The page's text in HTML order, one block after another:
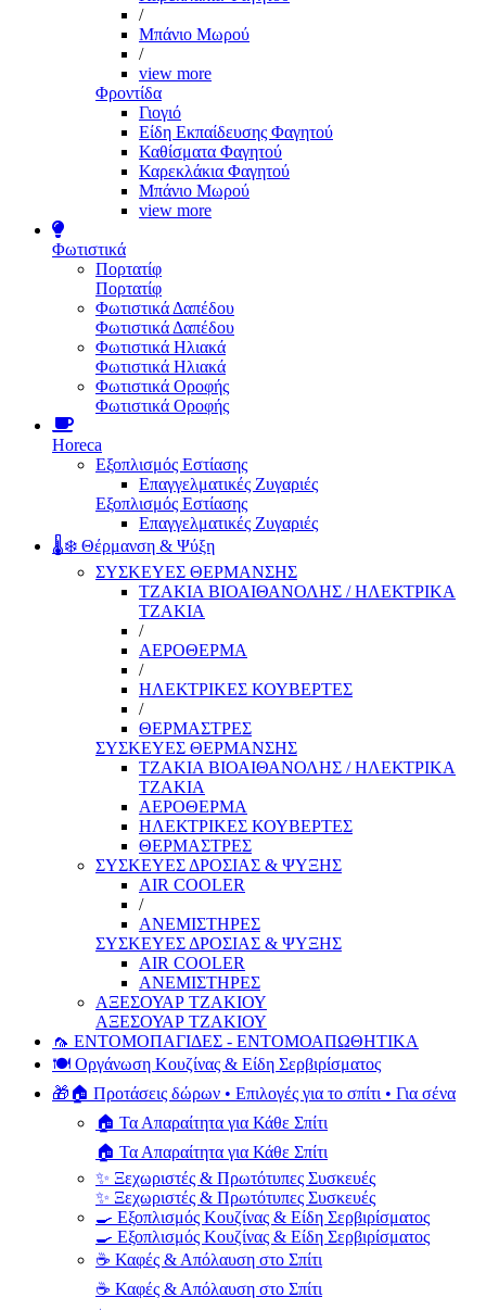
/
Μπάνιο Μωρού
/
view more
Φροντίδα
Γιογιό
Είδη Εκπαίδευσης Φαγητού
Καθίσματα Φαγητού
Καρεκλάκια Φαγητού
Μπάνιο Μωρού
view more
Φωτιστικά
Πορτατίφ
Πορτατίφ
Φωτιστικά Δαπέδου
Φωτιστικά Δαπέδου
Φωτιστικά Ηλιακά
Φωτιστικά Ηλιακά
Φωτιστικά Οροφής
Φωτιστικά Οροφής
Horeca
Εξοπλισμός Εστίασης
Επαγγελματικές Ζυγαριές
Εξοπλισμός Εστίασης
Επαγγελματικές Ζυγαριές
🌡️❄️ Θέρμανση & Ψύξη
ΣΥΣΚΕΥΕΣ ΘΕΡΜΑΝΣΗΣ
ΤΖΑΚΙΑ ΒΙΟΑΙΘΑΝΟΛΗΣ / ΗΛΕΚΤΡΙΚΑ
ΤΖΑΚΙΑ
/
ΑΕΡΟΘΕΡΜΑ
/
ΗΛΕΚΤΡΙΚΕΣ ΚΟΥΒΕΡΤΕΣ
/
ΘΕΡΜΑΣΤΡΕΣ
ΣΥΣΚΕΥΕΣ ΘΕΡΜΑΝΣΗΣ
ΤΖΑΚΙΑ ΒΙΟΑΙΘΑΝΟΛΗΣ / ΗΛΕΚΤΡΙΚΑ
ΤΖΑΚΙΑ
ΑΕΡΟΘΕΡΜΑ
ΗΛΕΚΤΡΙΚΕΣ ΚΟΥΒΕΡΤΕΣ
ΘΕΡΜΑΣΤΡΕΣ
ΣΥΣΚΕΥΕΣ ΔΡΟΣΙΑΣ & ΨΥΞΗΣ
AIR COOLER
/
ΑΝΕΜΙΣΤΗΡΕΣ
ΣΥΣΚΕΥΕΣ ΔΡΟΣΙΑΣ & ΨΥΞΗΣ
AIR COOLER
ΑΝΕΜΙΣΤΗΡΕΣ
ΑΞΕΣΟΥΑΡ ΤΖΑΚΙΟΥ
ΑΞΕΣΟΥΑΡ ΤΖΑΚΙΟΥ
🦟 ΕΝΤΟΜΟΠΑΓΙΔΕΣ - ΕΝΤΟΜΟΑΠΩΘΗΤΙΚΑ
🍽️ Οργάνωση Κουζίνας & Είδη Σερβιρίσματος
🎁🏠 Προτάσεις δώρων • Επιλογές για το σπίτι • Για σένα
🏠 Τα Απαραίτητα για Κάθε Σπίτι
🏠 Τα Απαραίτητα για Κάθε Σπίτι
✨ Ξεχωριστές & Πρωτότυπες Συσκευές
✨ Ξεχωριστές & Πρωτότυπες Συσκευές
🍳 Εξοπλισμός Κουζίνας & Είδη Σερβιρίσματος
🍳 Εξοπλισμός Κουζίνας & Είδη Σερβιρίσματος
☕ Καφές & Απόλαυση στο Σπίτι
☕ Καφές & Απόλαυση στο Σπίτι